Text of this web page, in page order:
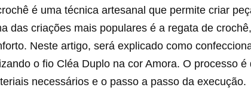
é uma técnica artesanal que permite criar
das criações mais populares é a regata de
Neste artigo, será explicado como
o fio Cléa Duplo na cor Amora. O processo
necessários e o passo a passo da execução.